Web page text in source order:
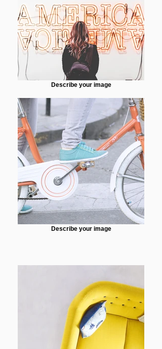
Describe your image
Describe your image